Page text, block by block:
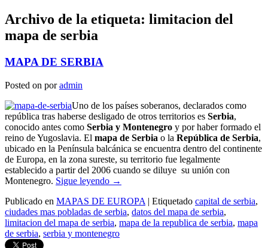
Archivo de la etiqueta: limitacion del
mapa de serbia
MAPA DE SERBIA
Posted on poradmin
Uno de los países soberanos, declarados como
república tras haberse desligado de otros territorios es Serbia,
conocido antes como Serbia y Montenegro y por haber formado el
reino de Yugoslavia. El mapa de Serbia o la República de Serbia,
ubicado en la Península balcánica se encuentra dentro del continente
de Europa, en la zona sureste, su territorio fue legalmente
establecido a partir del 2006 cuando se diluye su unión con
Montenegro. Sigue leyendo →
Publicado en MAPAS DE EUROPA | Etiquetado capital de serbia,
ciudades mas pobladas de serbia, datos del mapa de serbia,
limitacion del mapa de serbia, mapa de la republica de serbia, mapa
de serbia, serbia y montenegro